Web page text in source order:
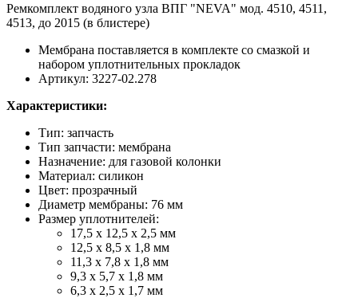
Ремкомплект водяного узла ВПГ "NEVA" мод. 4510, 4511,
4513, до 2015 (в блистере)
Мембрана поставляется в комплекте со смазкой и
набором уплотнительных прокладок
Артикул: 3227-02.278
Характеристики:
Тип: запчасть
Тип запчасти: мембрана
Назначение: для газовой колонки
Материал: силикон
Цвет: прозрачный
Диаметр мембраны: 76 мм
Размер уплотнителей:
17,5 х 12,5 х 2,5 мм
12,5 х 8,5 х 1,8 мм
11,3 х 7,8 х 1,8 мм
9,3 х 5,7 х 1,8 мм
6,3 х 2,5 х 1,7 мм